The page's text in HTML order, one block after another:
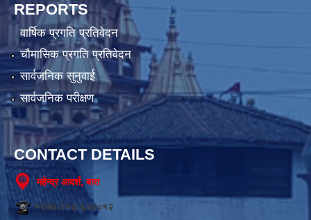
REPORTS
वार्षिक प्रगति प्रतिवेदन
चौमासिक प्रगति प्रतिवेदन
सार्वजनिक सुनुवाई
सार्वजनिक परीक्षण
CONTACT DETAILS
महेन्द्र आदर्श, बारा
+९७७-०५३-६२००१२